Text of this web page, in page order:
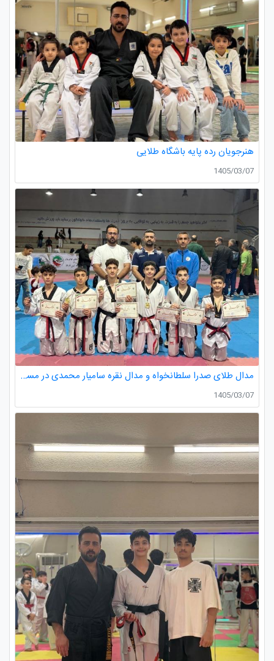
هنرجویان رده پایه باشگاه طلایی
1405/03/07
مدال طلای صدرا سلطانخواه و مدال نقره سامیار محمدی در مسابقات قهرمانی نونهالان استان گیلان
1405/03/07